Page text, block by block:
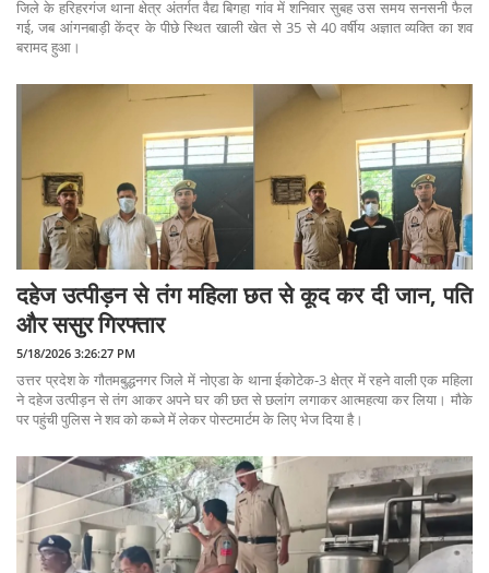
जिले के हरिहरगंज थाना क्षेत्र अंतर्गत वैद्य बिगहा गांव में शनिवार सुबह उस समय सनसनी फैल
गई, जब आंगनबाड़ी केंद्र के पीछे स्थित खाली खेत से 35 से 40 वर्षीय अज्ञात व्यक्ति का शव
बरामद हुआ।
दहेज उत्पीड़न से तंग महिला छत से कूद कर दी जान, पति
और ससुर गिरफ्तार
5/18/2026 3:26:27 PM
उत्तर प्रदेश के गौतमबुद्धनगर जिले में नोएडा के थाना ईकोटेक-3 क्षेत्र में रहने वाली एक महिला
ने दहेज उत्पीड़न से तंग आकर अपने घर की छत से छलांग लगाकर आत्महत्या कर लिया। मौके
पर पहुंची पुलिस ने शव को कब्जे में लेकर पोस्टमार्टम के लिए भेज दिया है।